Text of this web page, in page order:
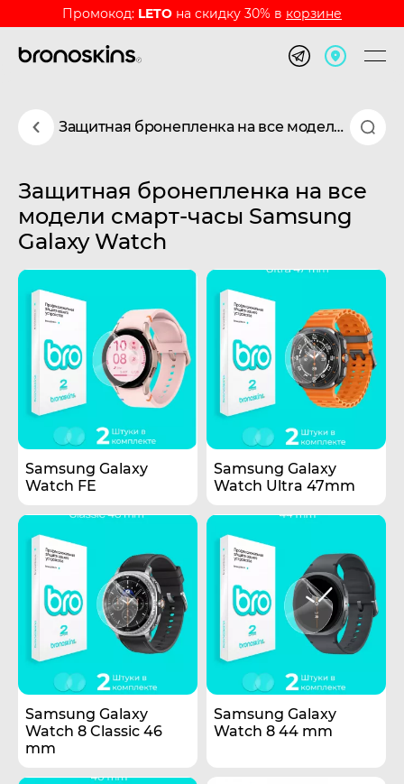
Промокод: LETO на скидку 30% в корзине
Защитная бронепленка на все модели смарт-часы Samsung Galaxy Watch
Защитная бронепленка на все
модели смарт-часы Samsung
Galaxy Watch
Samsung Galaxy
Watch FE
Samsung Galaxy
Watch Ultra 47mm
Samsung Galaxy
Watch 8 Classic 46
mm
Samsung Galaxy
Watch 8 44 mm